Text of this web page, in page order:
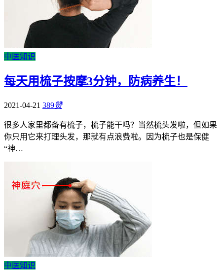
中医知识
每天用梳子按摩3分钟，防病养生！
2021-04-21 389赞
很多人家里都备有梳子，梳子能干吗？当然梳头发啦，但如果
你只用它来打理头发，那就有点浪费啦。因为梳子也是保健
“神…
中医知识